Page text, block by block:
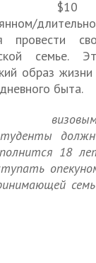
$10
провести
семье.
образ
быта.
18